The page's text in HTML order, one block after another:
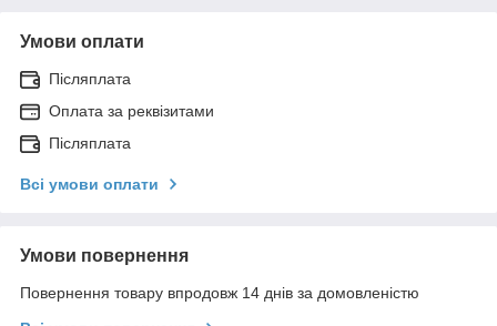
Умови оплати
Післяплата
Оплата за реквізитами
Післяплата
Всі умови оплати
Умови повернення
Повернення товару впродовж 14 днів за домовленістю